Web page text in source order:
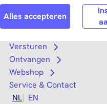
Search
Versturen
Open submenu
Ontvangen
Open submenu
Webshop
Open submenu
Service & Contact
NL
EN